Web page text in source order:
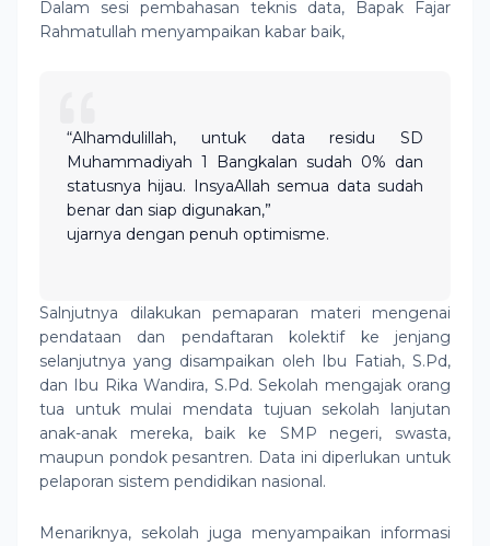
Dalam sesi pembahasan teknis data, Bapak Fajar
Rahmatullah menyampaikan kabar baik,
“Alhamdulillah, untuk data residu SD
Muhammadiyah 1 Bangkalan sudah 0% dan
statusnya hijau. InsyaAllah semua data sudah
benar dan siap digunakan,”
ujarnya dengan penuh optimisme.
Salnjutnya dilakukan pemaparan materi mengenai
pendataan dan pendaftaran kolektif ke jenjang
selanjutnya yang disampaikan oleh Ibu Fatiah, S.Pd,
dan Ibu Rika Wandira, S.Pd. Sekolah mengajak orang
tua untuk mulai mendata tujuan sekolah lanjutan
anak-anak mereka, baik ke SMP negeri, swasta,
maupun pondok pesantren. Data ini diperlukan untuk
pelaporan sistem pendidikan nasional.
Menariknya, sekolah juga menyampaikan informasi